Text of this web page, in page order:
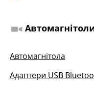
Автомагнітола
Адаптери USB